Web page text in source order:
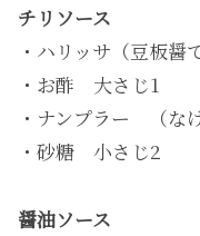
チリソース
・ハリッサ（豆板醤
・お酢 大さじ1
・ナンプラー （な
・砂糖 小さじ2
醤油ソース